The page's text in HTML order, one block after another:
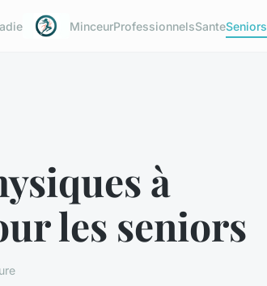
MinceurProfessionnelsSanteSeniors
à
les seniors